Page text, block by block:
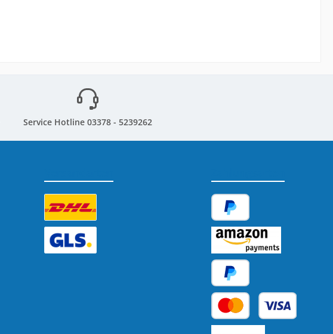
Service Hotline 03378 - 5239262
Benutzerdefiniertes Bild 1 PayPal
Amazon Pay
Später Bezahlen
Kredit- oder Debitkarte